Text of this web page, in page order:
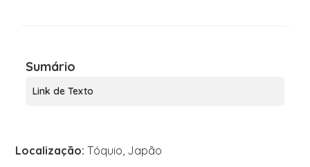
Sumário
Link de Texto
Localização: Tóquio, Japão